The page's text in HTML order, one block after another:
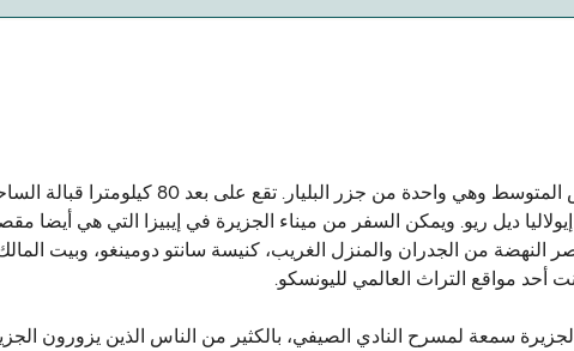
الجزيرة الاسبانية معرف بـ إيبيزا تقع في
إيولاليا ديل ريو. ويمكن السفر من ميناء الجزيرة في إيبيزا التي هي
النهضة من الجدران والمنزل الغريب، كنيسة سانتو دومينغو، وبيت
أحد مواقع التراث العالمي لليونسكو.
الجزيرة سمعة لمسرح النادي الصيفي، بالكثير من الناس الذين يزورون